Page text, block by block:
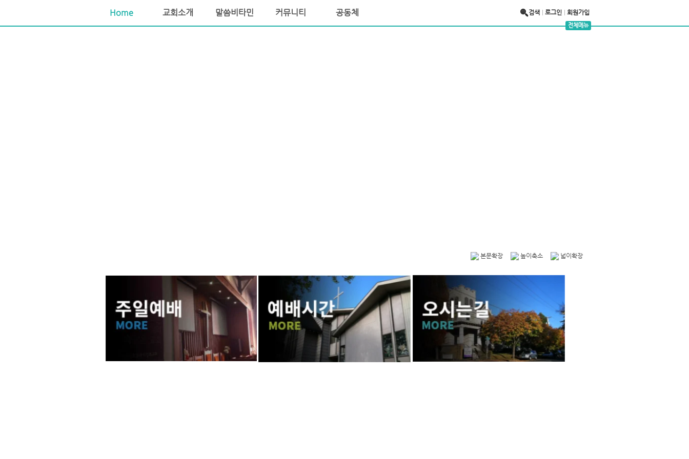
Home 교회소개 말씀비타민 커뮤니티 공동체 검색 로그인 회원가입
전체메뉴
넓이확장
높이축소
본문확장